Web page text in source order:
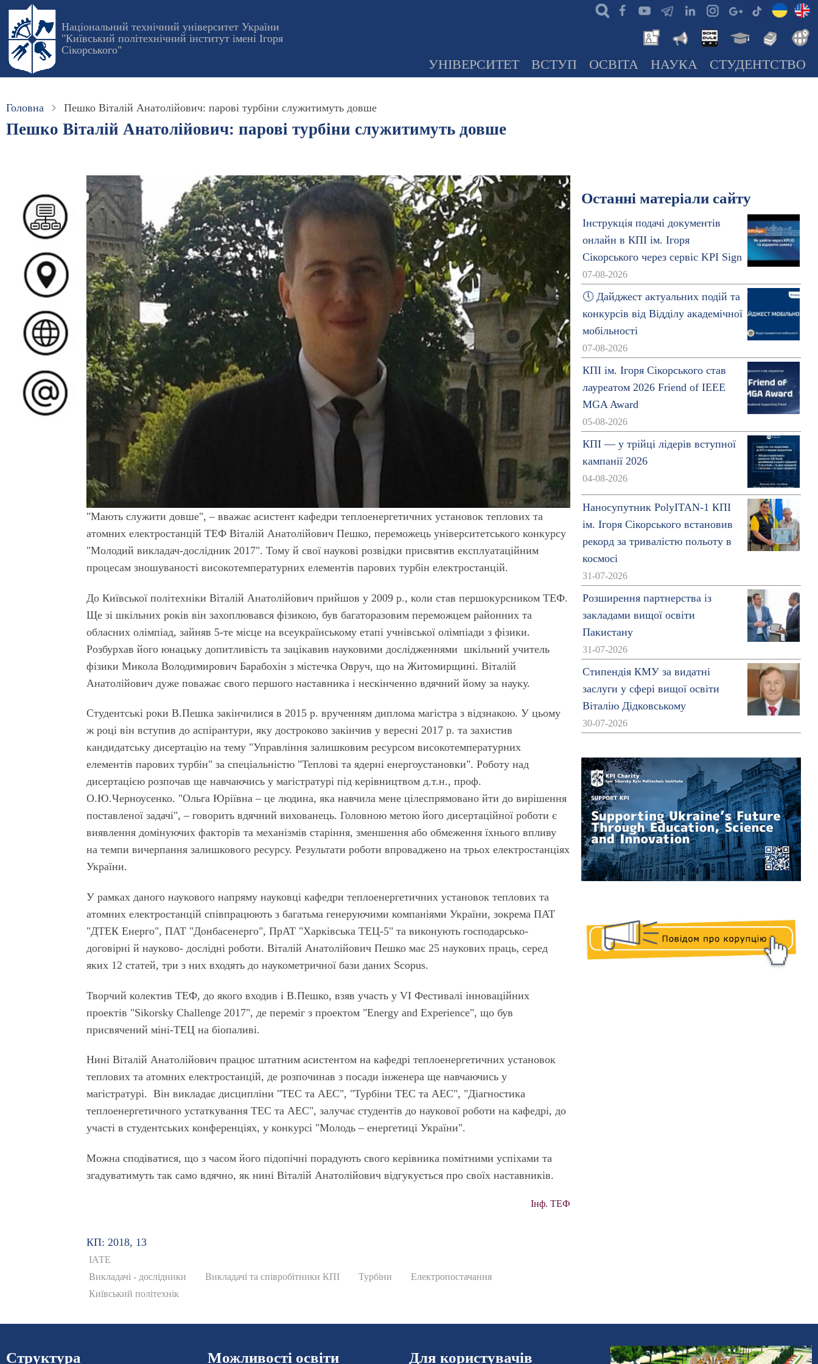
Перейти
основного
вмісту
Національний технічний університет України
"Київський політехнічний інститут імені Ігоря
Сікорського"
УНІВЕРСИТЕТ ВСТУП ОСВІТА НАУКА СТУДЕНТСТВО
Головна Пешко Віталій Анатолійович: парові турбіни служитимуть довше
Пешко Віталій Анатолійович: парові турбіни служитимуть довше
"Мають служити довше", – вважає асистент кафедри теплоенергетичних установок теплових та
атомних електростанцій ТЕФ Віталій Анатолійович Пешко, переможець університетського конкурсу
"Молодий викладач-дослідник 2017". Тому й свої наукові розвідки присвятив експлуатаційним
процесам зношуваності високотемпературних елементів парових турбін електростанцій.
До Київської політехніки Віталій Анатолійович прийшов у 2009 р., коли став першокурсником ТЕФ.
Ще зі шкільних років він захоплювався фізикою, був багаторазовим переможцем районних та
обласних олімпіад, зайняв 5-те місце на всеукраїнському етапі учнівської олімпіади з фізики.
Розбурхав його юнацьку допитливість та зацікавив науковими дослідженнями шкільний учитель
фізики Микола Володимирович Барабохін з містечка Овруч, що на Житомирщині. Віталій
Анатолійович дуже поважає свого першого наставника і нескінченно вдячний йому за науку.
Студентські роки В.Пешка закінчилися в 2015 р. врученням диплома магістра з відзнакою. У цьому
ж році він вступив до аспірантури, яку достроково закінчив у вересні 2017 р. та захистив
кандидатську дисертацію на тему "Управління залишковим ресурсом високотемпературних
елементів парових турбін" за спеціальністю "Теплові та ядерні енергоустановки". Роботу над
дисертацією розпочав ще навчаючись у магістратурі під керівництвом д.т.н., проф.
О.Ю.Черноусенко. "Ольга Юріївна – це людина, яка навчила мене цілеспрямовано йти до вирішення
поставленої задачі", – говорить вдячний вихованець. Головною метою його дисертаційної роботи є
виявлення домінуючих факторів та механізмів старіння, зменшення або обмеження їхнього впливу
на темпи вичерпання залишкового ресурсу. Результати роботи впроваджено на трьох електростанціях
України.
У рамках даного наукового напряму науковці кафедри теплоенергетичних установок теплових та
атомних електростанцій співпрацюють з багатьма генеруючими компаніями України, зокрема ПАТ
"ДТЕК Енерго", ПАТ "Донбасенерго", ПрАТ "Харківська ТЕЦ-5" та виконують господарсько-
договірні й науково- дослідні роботи. Віталій Анатолійович Пешко має 25 наукових праць, серед
яких 12 статей, три з них входять до наукометричної бази даних Scopus.
Творчий колектив ТЕФ, до якого входив і В.Пешко, взяв участь у VI Фестивалі інноваційних
проектів "Sikorsky Challenge 2017", де переміг з проектом "Energy and Experience", що був
присвячений міні-ТЕЦ на біопаливі.
Нині Віталій Анатолійович працює штатним асистентом на кафедрі теплоенергетичних установок
теплових та атомних електростанцій, де розпочинав з посади інженера ще навчаючись у
магістратурі. Він викладає дисципліни "ТЕС та АЕС", "Турбіни ТЕС та АЕС", "Діагностика
теплоенергетичного устаткування ТЕС та АЕС", залучає студентів до наукової роботи на кафедрі, до
участі в студентських конференціях, у конкурсі "Молодь – енергетиці України".
Можна сподіватися, що з часом його підопічні порадують свого керівника помітними успіхами та
згадуватимуть так само вдячно, як нині Віталій Анатолійович відгукується про своїх наставників.
Інф. ТЕФ
КП: 2018, 13
ІАТЕ
Викладачі - дослідники
Викладачі та співробітники КПІ Турбіни
Електропостачання
Київський політехнік
Останні матеріали сайту
Інструкція подачі документів
онлайн в КПІ ім. Ігоря
Сікорського через сервіс KPI Sign
07-08-2026
🕔 Дайджест актуальних подій та
конкурсів від Відділу академічної
мобільності
07-08-2026
КПІ ім. Ігоря Сікорського став
лауреатом 2026 Friend of IEEE
MGA Award
05-08-2026
КПІ — у трійці лідерів вступної
кампанії 2026
04-08-2026
Наносупутник PolyITAN-1 КПІ
ім. Ігоря Сікорського встановив
рекорд за тривалістю польоту в
космосі
31-07-2026
Розширення партнерства із
закладами вищої освіти
Пакистану
31-07-2026
Стипендія КМУ за видатні
заслуги у сфері вищої освіти
Віталію Дідковському
30-07-2026
Структура Можливості освіти Для користувачів